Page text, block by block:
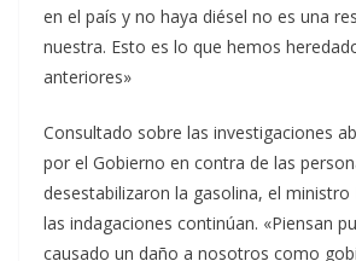
en el país y no haya diésel no es una
nuestra. Esto es lo que hemos
anteriores»
Consultado sobre las investigaciones
por el Gobierno en contra de las
desestabilizaron la gasolina, el ministro
las indagaciones continúan. «Piensan
causado un daño a nosotros como